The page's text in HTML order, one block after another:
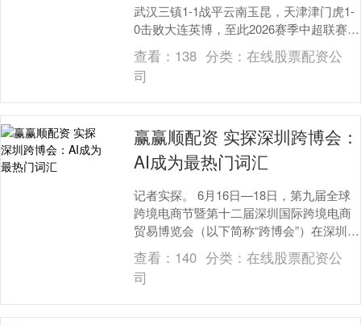
武汉三镇1-1战平云南玉昆，天津津门虎1-
0击败大连英博，至此2026赛季中超联赛半
程赛事全部落幕。本赛季联赛格局迎来....
查看： 138 分类： 在线股票配资公
司
赢赢顺配资 实探深圳跨博会：
AI成为最热门词汇
记者实探。 6月16日—18日，第九届全球
跨境电商节暨第十二届深圳国际跨境电商
贸易博览会（以下简称“跨博会”）在深圳福
田会展中心举行。证券时报记者实探发
现，20....
查看： 140 分类： 在线股票配资公
司